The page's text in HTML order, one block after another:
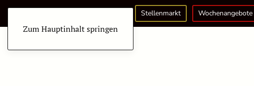
Zum Hauptinhalt springen
Stellenmarkt Wochenangebote